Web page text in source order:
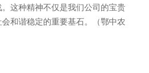
这种精神不仅是我们公司的宝贵
和谐稳定的重要基石。（鄂中农